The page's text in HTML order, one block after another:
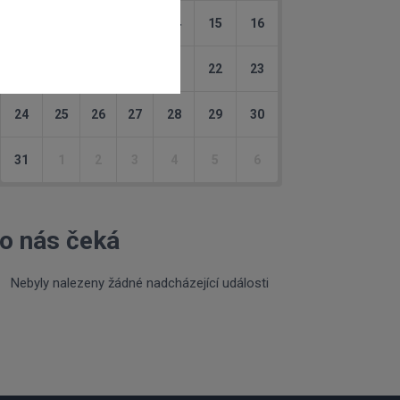
14 15 16
22 23
24 25 26 27 28 29 30
31
nás čeká
Nebyly nalezeny žádné nadcházející události